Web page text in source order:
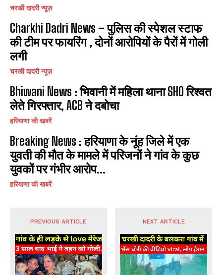
चरखी दादरी न्यूज़
Charkhi Dadri News – पुलिस की स्पेशल स्टाफ
की टीम पर फायरिंग , दोनों आरोपियों के पैरों में गोली
लगी
चरखी दादरी न्यूज़
Bhiwani News : भिवानी में महिला थाना SHO रिश्वत
लेते गिरफ्तार, ACB ने दबोचा
हरियाणा की खबरें
Breaking News : हरियाणा के नूंह जिले में एक
युवती की मौत के मामले में परिजनों ने गांव के कुछ
युवकों पर गंभीर आरोप...
हरियाणा की खबरें
PREVIOUS ARTICLE NEXT ARTICLE